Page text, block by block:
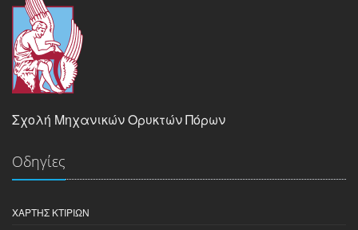
Σχολή Μηχανικών Ορυκτών Πόρων
Οδηγίες
ΧΆΡΤΗΣ ΚΤΙΡΊΩΝ